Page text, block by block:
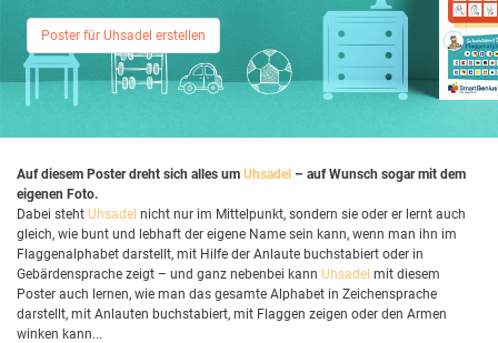
Poster für Uhsadel erstellen
Auf diesem Poster dreht sich alles um Uhsadel – auf Wunsch sogar mit dem
eigenen Foto.
Dabei steht Uhsadel nicht nur im Mittelpunkt, sondern sie oder er lernt auch
gleich, wie bunt und lebhaft der eigene Name sein kann, wenn man ihn im
Flaggenalphabet darstellt, mit Hilfe der Anlaute buchstabiert oder in
Gebärdensprache zeigt – und ganz nebenbei kann Uhsadel mit diesem
Poster auch lernen, wie man das gesamte Alphabet in Zeichensprache
darstellt, mit Anlauten buchstabiert, mit Flaggen zeigen oder den Armen
winken kann...